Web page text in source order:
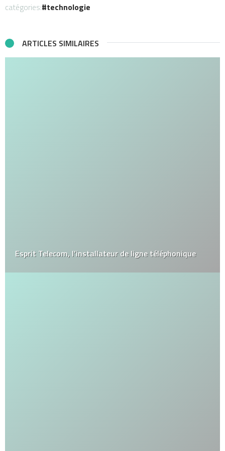
catégories: technologie
ARTICLES SIMILAIRES
Esprit Telecom, l’installateur de ligne téléphonique